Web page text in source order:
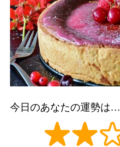
今日のあなたの運勢は…